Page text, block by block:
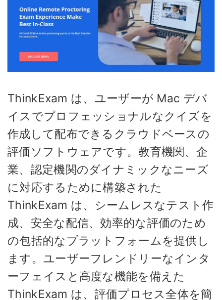
ThinkExam は、ユーザーが Mac デバ
イスでプロフェッショナルなクイズを
作成して配布できるクラウドベースの
評価ソフトウェアです。教育機関、企
業、認定機関のダイナミックなニーズ
に対応するために構築された
ThinkExam は、シームレスなテスト作
成、安全な配信、効率的な評価のため
の包括的なプラットフォームを提供し
ます。ユーザーフレンドリーなインタ
ーフェイスと高度な機能を備えた
ThinkExam は、評価プロセス全体を簡